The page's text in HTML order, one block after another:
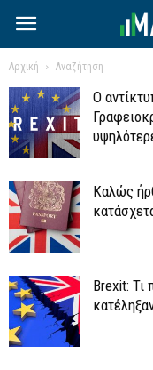
Αρχική Αναζήτηση
Ο
Καλώς
Brexit: Τι